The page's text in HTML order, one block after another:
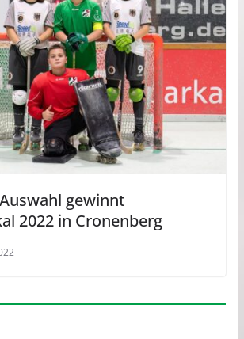
gewinnt
2022 in Cronenberg